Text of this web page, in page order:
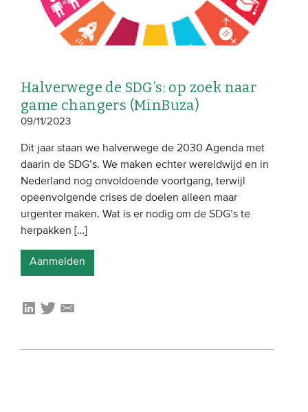
Halverwege de SDG’s: op zoek naar
game changers (MinBuza)
09/11/2023
Dit jaar staan we halverwege de 2030 Agenda met
daarin de SDG’s. We maken echter wereldwijd en in
Nederland nog onvoldoende voortgang, terwijl
opeenvolgende crises de doelen alleen maar
urgenter maken. Wat is er nodig om de SDG’s te
herpakken […]
Aanmelden